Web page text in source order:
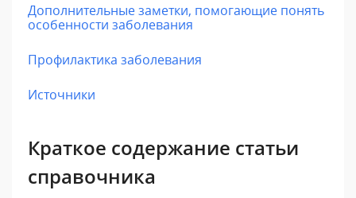
Дополнительные заметки, помогающие понять
особенности заболевания
Профилактика заболевания
Источники
Краткое содержание статьи
справочника